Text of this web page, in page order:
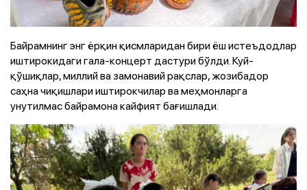
Байрамнинг энг ёрқин қисмларидан бири ёш истеъдодлар
иштирокидаги гала-концерт дастури бўлди. Куй-
қўшиқлар, миллий ва замонавий рақслар, жозибадор
саҳна чиқишлари иштирокчилар ва меҳмонларга
унутилмас байрамона кайфият бағишлади.